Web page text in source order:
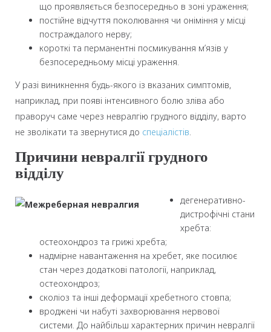
що проявляється безпосередньо в зоні ураження;
постійне відчуття поколювання чи оніміння у місці
постраждалого нерву;
короткі та перманентні посмикування м’язів у
безпосередньому місці ураження.
У разі виникнення будь-якого із вказаних симптомів,
наприклад, при появі інтенсивного болю зліва або
праворуч саме через невралгію грудного відділу, варто
не зволікати та звернутися до спеціалістів.
Причини невралгії грудного
відділу
дегенеративно-
дистрофічні стани
хребта:
остеохондроз та грижі хребта;
надмірне навантаження на хребет, яке посилює
стан через додаткові патології, наприклад,
остеохондроз;
сколіоз та інші деформації хребетного стовпа;
вроджені чи набуті захворювання нервової
системи. До найбільш характерних причин невралгії